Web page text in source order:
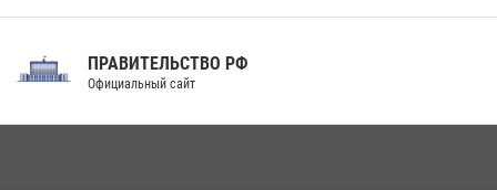
Праздник «Один день с Росгвардией» к 105-летию Центрального
ПРАВИТЕЛЬСТВО РФ
Официальный сайт